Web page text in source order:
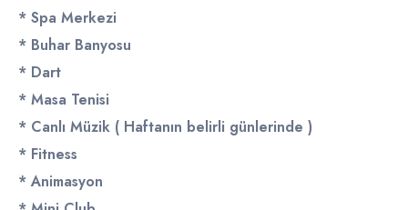
* Spa Merkezi
* Buhar Banyosu
* Dart
* Masa Tenisi
* Canlı Müzik ( Haftanın belirli günlerinde )
* Fitness
* Animasyon